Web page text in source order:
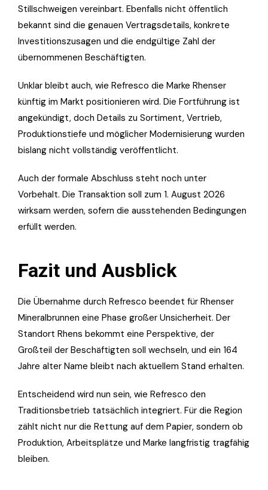
Stillschweigen vereinbart. Ebenfalls nicht öffentlich
bekannt sind die genauen Vertragsdetails, konkrete
Investitionszusagen und die endgültige Zahl der
übernommenen Beschäftigten.
Unklar bleibt auch, wie Refresco die Marke Rhenser
künftig im Markt positionieren wird. Die Fortführung ist
angekündigt, doch Details zu Sortiment, Vertrieb,
Produktionstiefe und möglicher Modernisierung wurden
bislang nicht vollständig veröffentlicht.
Auch der formale Abschluss steht noch unter
Vorbehalt. Die Transaktion soll zum 1. August 2026
wirksam werden, sofern die ausstehenden Bedingungen
erfüllt werden.
Fazit und Ausblick
Die Übernahme durch Refresco beendet für Rhenser
Mineralbrunnen eine Phase großer Unsicherheit. Der
Standort Rhens bekommt eine Perspektive, der
Großteil der Beschäftigten soll wechseln, und ein 164
Jahre alter Name bleibt nach aktuellem Stand erhalten.
Entscheidend wird nun sein, wie Refresco den
Traditionsbetrieb tatsächlich integriert. Für die Region
zählt nicht nur die Rettung auf dem Papier, sondern ob
Produktion, Arbeitsplätze und Marke langfristig tragfähig
bleiben.